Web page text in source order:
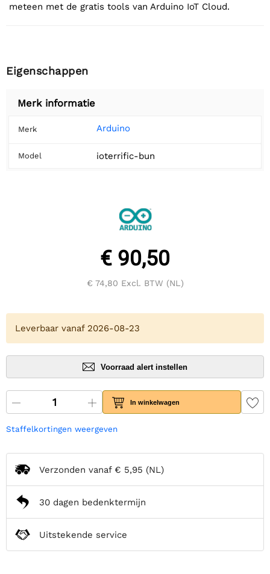
meteen met de gratis tools van Arduino IoT Cloud.
Eigenschappen
Merk informatie
Merk Arduino
Model ioterrific-bun
€ 90,50
€ 74,80 Excl. BTW (NL)
Leverbaar vanaf 2026-08-23
Voorraad alert instellen
In winkelwagen
Staffelkortingen weergeven
Verzonden vanaf € 5,95 (NL)
30 dagen bedenktermijn
Uitstekende service